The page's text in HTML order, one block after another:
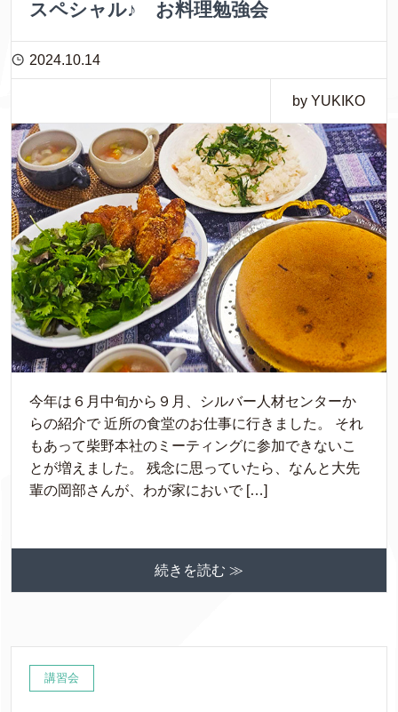
スペシャル♪ お料理勉強会
2024.10.14
by YUKIKO
今年は６月中旬から９月、シルバー人材センターか
らの紹介で 近所の食堂のお仕事に行きました。 それ
もあって柴野本社のミーティングに参加できないこ
とが増えました。 残念に思っていたら、なんと大先
輩の岡部さんが、わが家においで […]
続きを読む ≫
講習会